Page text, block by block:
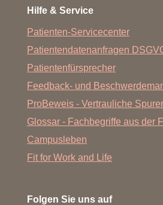
Hilfe & Service
Patienten-Servicecenter
Patientendatenanfragen
Patientenfürsprecher
Feedback- und
ProBeweis - Vertrauliche
Glossar - Fachbegriffe aus der
Campusleben
Fit for Work and Life
Folgen Sie uns auf